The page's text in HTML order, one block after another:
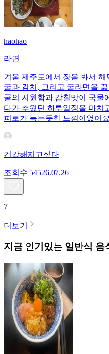
haohao
라면
겨울 제주도에서 장을 봐서
굴과 김치, 그리고 굴라면을
굴의 시원함과 감칠맛이 국물
다가 추웠던 하루일정을 마치
피로가 녹는듯한 느낌이었어
건강해지고싶다
조회수 54526.07.26
7
더보기
지금 인기있는 일반식 음